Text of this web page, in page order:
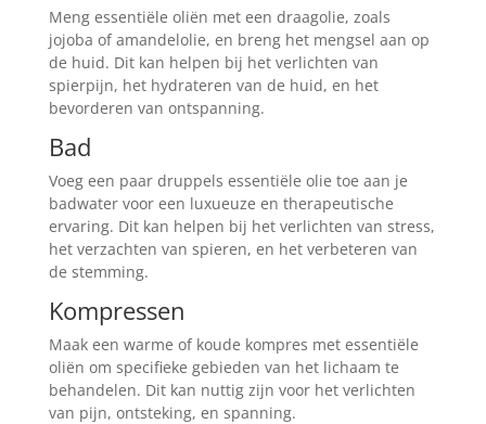
Meng essentiële oliën met een draagolie, zoals
jojoba of amandelolie, en breng het mengsel aan op
de huid. Dit kan helpen bij het verlichten van
spierpijn, het hydrateren van de huid, en het
bevorderen van ontspanning.
Bad
Voeg een paar druppels essentiële olie toe aan je
badwater voor een luxueuze en therapeutische
ervaring. Dit kan helpen bij het verlichten van stress,
het verzachten van spieren, en het verbeteren van
de stemming.
Kompressen
Maak een warme of koude kompres met essentiële
oliën om specifieke gebieden van het lichaam te
behandelen. Dit kan nuttig zijn voor het verlichten
van pijn, ontsteking, en spanning.